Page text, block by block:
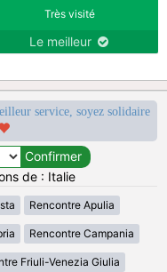
Très visité
Le meilleur
service, soyez solidaire
de : Italie
Rencontre Apulia
Rencontre Campania
Friuli-Venezia Giulia